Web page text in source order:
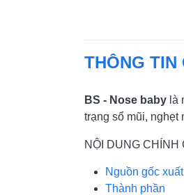
THÔNG TIN
BS - Nose baby là
trạng sổ mũi, nghẹt
NỘI DUNG CHÍNH
Nguồn gốc
Thành phần